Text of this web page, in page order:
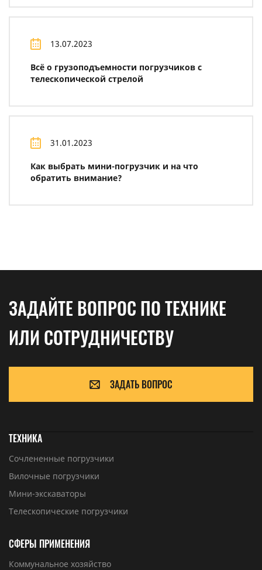
13.07.2023
Всё о грузоподъемности погрузчиков с
телескопической стрелой
31.01.2023
Как выбрать мини-погрузчик и на что
обратить внимание?
ЗАДАЙТЕ ВОПРОС ПО ТЕХНИКЕ
ИЛИ СОТРУДНИЧЕСТВУ
ЗАДАТЬ ВОПРОС
ТЕХНИКА
Сочлененные погрузчики
Вилочные погрузчики
Мини-экскаваторы
Телескопические погрузчики
СФЕРЫ ПРИМЕНЕНИЯ
Коммунальное хозяйство